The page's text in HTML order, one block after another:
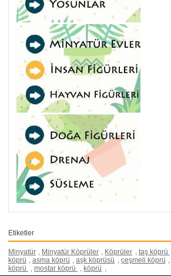
Etiketler
Minyatür , Minyatür Köprüler , Köprüler , taş köprü
köprü , asma köprü , aşk köprüsü , çeşmeli köprü ,
köprü
, mostar köprü , köprü ,